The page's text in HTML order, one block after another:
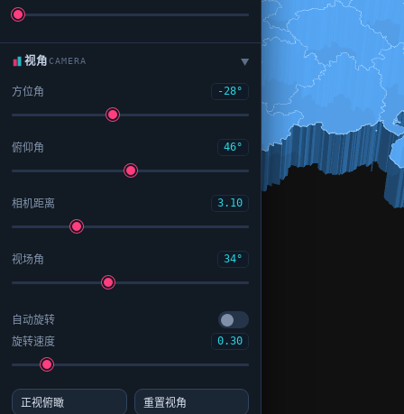
视角CAMERA ▶
方位角 -28°
俯仰角 46°
相机距离 3.10
视场角 34°
自动旋转
旋转速度
0.30
正视俯瞰 重置视角